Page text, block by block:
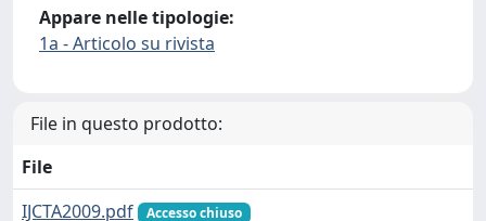
Appare nelle tipologie:
1a - Articolo su rivista
File in questo prodotto:
File
IJCTA2009.pdf
Accesso chiuso